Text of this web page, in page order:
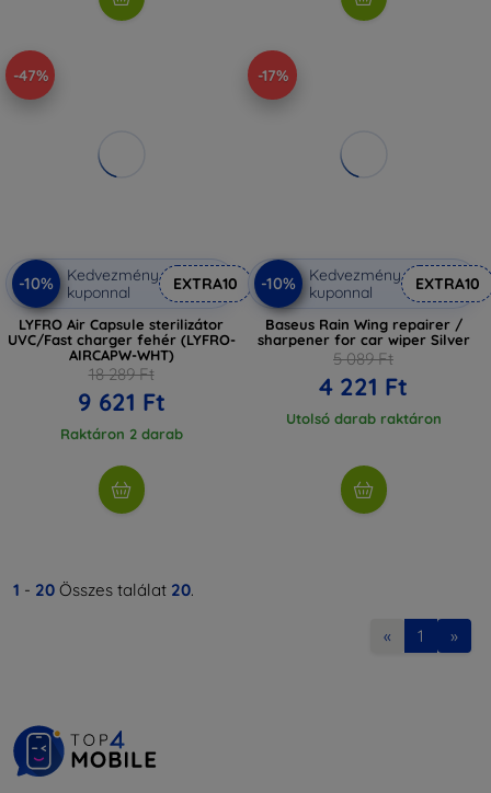
-47%
-10%
Kedvezmény
kuponnal
EXTRA10
LYFRO Air Capsule sterilizátor
UVC/Fast charger fehér (LYFRO-
AIRCAPW-WHT)
18 289 Ft
9 621 Ft
Raktáron 2 darab
-17%
-10%
Kedvezmény
kuponnal
EXTRA10
Baseus Rain Wing repairer /
sharpener for car wiper Silver
5 089 Ft
4 221 Ft
Utolsó darab raktáron
1 - 20 Összes találat 20.
« 1 »